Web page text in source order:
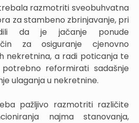
razmotriti sveobuhvatna
za stambeno zbrinjavanje, pri
da je jačanje ponude
za osiguranje cjenovno
nekretnina, a radi poticanja te
reformirati sadašnje
ulaganja u nekretnine.
pažljivo razmotriti različite
najma stanovanja,